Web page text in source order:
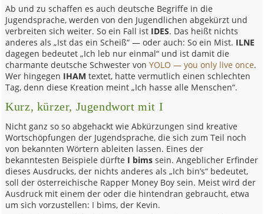
Ab und zu schaffen es auch deutsche Begriffe in die
Jugendsprache, werden von den Jugendlichen abgekürzt und
verbreiten sich weiter. So ein Fall ist IDES. Das heißt nichts
anderes als „Ist das ein Scheiß“ — oder auch: So ein Mist. ILNE
dagegen bedeutet „Ich leb nur einmal“ und ist damit die
charmante deutsche Schwester vonYOLO — you only live once.
Wer hingegen IHAM textet, hatte vermutlich einen schlechten
Tag, denn diese Kreation meint „Ich hasse alle Menschen“.
Kurz, kürzer, Jugendwort mit I
Nicht ganz so so abgehackt wie Abkürzungen sind kreative
Wortschöpfungen der Jugendsprache, die sich zum Teil noch
von bekannten Wörtern ableiten lassen. Eines der
bekanntesten Beispiele dürfte I bims sein. Angeblicher Erfinder
dieses Ausdrucks, der nichts anderes als „Ich bin’s“ bedeutet,
soll der österreichische Rapper Money Boy sein. Meist wird der
Ausdruck mit einem der oder die hintendran gebraucht, etwa
um sich vorzustellen: I bims, der Kevin.